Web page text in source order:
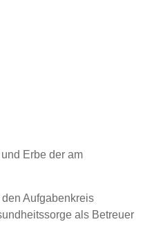
Erbe der am
Aufgabenkreis
als Betreuer